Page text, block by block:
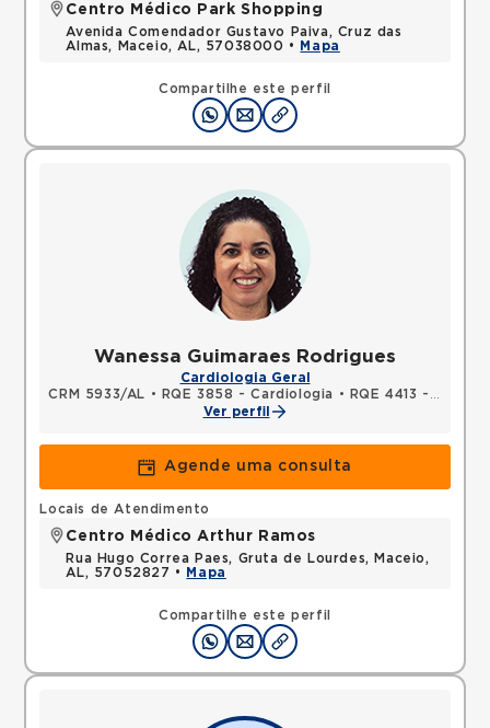
Compartilhe este perfil
Centro Médico Park Shopping
Avenida Comendador Gustavo Paiva, Cruz das
Almas, Maceio, AL, 57038000 •
Mapa
Wanessa Guimaraes Rodrigues
Cardiologia Geral
CRM 5933/AL • RQE 3858 - Cardiologia •
RQE 4413 - Clínica médica
Ver perfil
Agende uma consulta
Compartilhe este perfil
Locais de Atendimento
Centro Médico Arthur Ramos
Rua Hugo Correa Paes, Gruta de Lourdes, Maceio,
AL, 57052827 •
Mapa